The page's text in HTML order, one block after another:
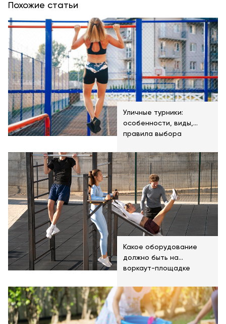
Похожие статьи
Уличные турники:
особенности, виды,
правила выбора
Какое оборудование
должно быть на
воркаут-площадке